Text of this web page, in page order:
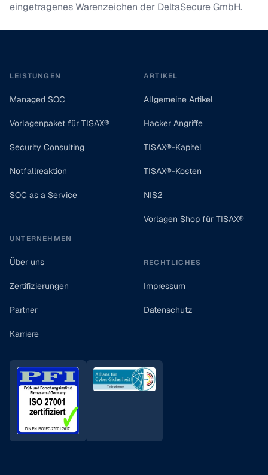
eingetragenes Warenzeichen der DeltaSecure GmbH.
LEISTUNGEN
Managed SOC
Vorlagenpaket für TISAX®
Security Consulting
Notfallreaktion
SOC as a Service
UNTERNEHMEN
Über uns
Zertifizierungen
Partner
Karriere
ARTIKEL
Allgemeine Artikel
Hacker Angriffe
TISAX®-Kapitel
TISAX®-Kosten
NIS2
Vorlagen Shop für TISAX®
RECHTLICHES
Impressum
Datenschutz